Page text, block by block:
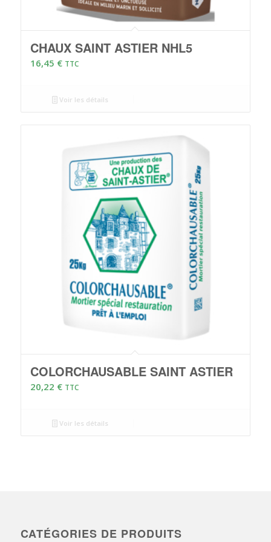
CHAUX SAINT ASTIER NHL5
16,45 € TTC
Voir les détails
COLORCHAUSABLE SAINT ASTIER
20,22 € TTC
Voir les détails
CATÉGORIES DE PRODUITS